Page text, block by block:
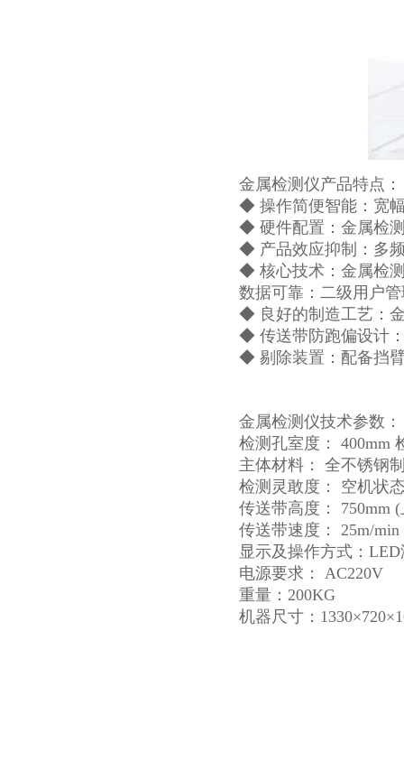
金属检测仪产品特点：
◆ 操作简便智能：宽
◆ 硬件配置：金属检
◆ 产品效应抑制：多
◆ 核心技术：金属检
数据可靠：二级用户
◆ 良好的制造工艺：
◆ 传送带防跑偏设计
◆ 剔除装置：配备挡
金属检测仪技术参数：
检测孔室度： 400mm
主体材料： 全不锈钢
检测灵敢度： 空机状
传送带高度： 750mm
传送带速度： 25m/min
显示及操作方式：
电源要求： AC220V
重量：200KG
机器尺寸：